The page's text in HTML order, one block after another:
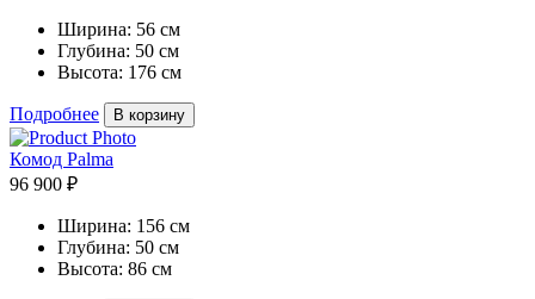
Ширина: 56 см
Глубина: 50 см
Высота: 176 см
Подробнее В корзину
Комод Palma
96 900 ₽
Ширина: 156 см
Глубина: 50 см
Высота: 86 см